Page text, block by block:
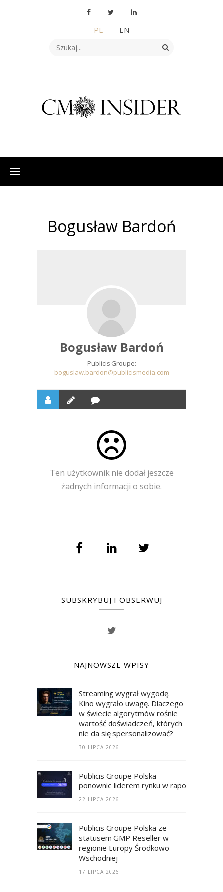
PL EN
Bogusław Bardoń
Bogusław Bardoń
Publicis Groupe:
boguslaw.bardon@publicismedia.com
Ten użytkownik nie dodał jeszcze
żadnych informacji o sobie.
SUBSKRYBUJ I OBSERWUJ
NAJNOWSZE WPISY
Streaming wygrał wygodę.
Kino wygrało uwagę. Dlaczego
w świecie algorytmów rośnie
wartość doświadczeń, których
nie da się spersonalizować?
30 LIPCA 2026
Publicis Groupe Polska
ponownie liderem rynku w raporcie
22 LIPCA 2026
Publicis Groupe Polska ze
statusem GMP Reseller w
regionie Europy Środkowo-
Wschodniej
17 LIPCA 2026